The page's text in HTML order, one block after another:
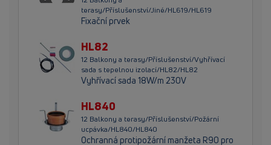
terasy/Příslušenství/Jiné/HL619/HL619
Fixační prvek
HL82
12 Balkony a terasy/Příslušenství/Vyhřívací
sada s tepelnou izolací/HL82/HL82
Vyhřívací sada 18W/m 230V
HL840
12 Balkony a terasy/Příslušenství/Požární
ucpávka/HL840/HL840
Ochranná protipožární manžeta R90 pro